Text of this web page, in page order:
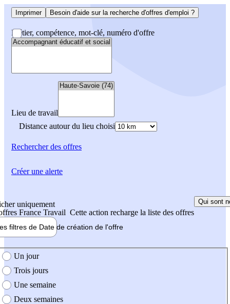
Imprimer Besoin d'aide sur la recherche d'offres d'emploi ?
Métier, compétence, mot-clé, numéro d'offre
Lieu de travail
Distance autour du lieu choisi
Rechercherdes offres
uniquement
France Travail Cette action recharge la liste des offres
Qui sont
filtres de Date de création de l'offre
création de l'offre
Un jour
Trois jours
Une semaine
Deux semaines
Créer une alerte